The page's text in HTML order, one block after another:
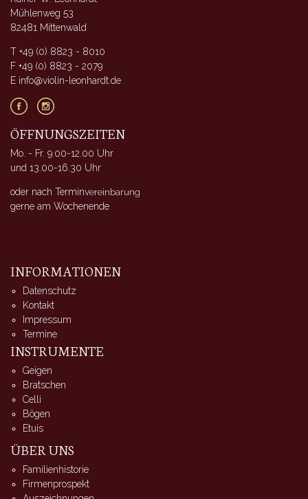
Mühlenweg 53
82481 Mittenwald
T +49 (0) 8823 - 8010
F +49 (0) 8823 - 2079
E info@violin-leonhardt.de
ÖFFNUNGSZEITEN
Mo. - Fr. 9.00-12.00 Uhr
und 13.00-16.30 Uhr
oder nach Terminvereinbarung
gerne am Wochenende
INFORMATIONEN
Datenschutz
Kontakt
Impressum
Termine
INSTRUMENTE
Geigen
Bratschen
Celli
Bögen
Etuis
ÜBER UNS
Familienhistorie
Firmenprospekt